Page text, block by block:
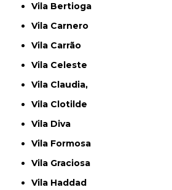
Vila Bertioga
Vila Carnero
Vila Carrão
Vila Celeste
Vila Claudia,
Vila Clotilde
Vila Diva
Vila Formosa
Vila Graciosa
Vila Haddad